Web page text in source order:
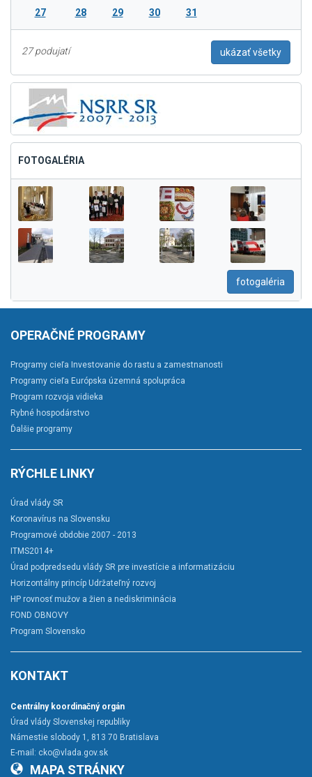
27
28 29 30 31
27 podujatí ukázať všetky
FOTOGALÉRIA
fotogaléria
OPERAČNÉ PROGRAMY
Programy cieľa Investovanie do rastu a zamestnanosti
Programy cieľa Európska územná spolupráca
Program rozvoja vidieka
Rybné hospodárstvo
Ďalšie programy
RÝCHLE LINKY
Úrad vlády SR
Koronavírus na Slovensku
Programové obdobie 2007 - 2013
ITMS2014+
Úrad podpredsedu vlády SR pre investície a informatizáciu
Horizontálny princíp Udržateľný rozvoj
HP rovnosť mužov a žien a nediskriminácia
FOND OBNOVY
Program Slovensko
KONTAKT
Centrálny koordinačný orgán
Úrad vlády Slovenskej republiky
Námestie slobody 1, 813 70 Bratislava
E-mail: cko@vlada.gov.sk
MAPA STRÁNKY